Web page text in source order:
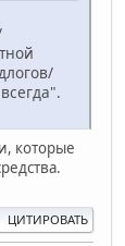
которые
ЦИТИРОВАТЬ